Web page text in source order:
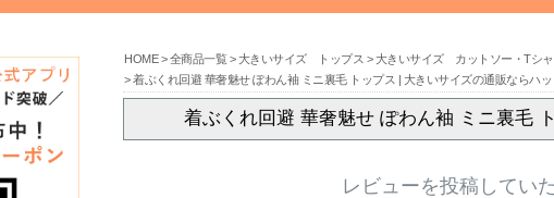
HOME 全商品一覧 大きいサイズ トップス 大きいサイズ カットソー・Tシ
着ぶくれ回避 華奢魅せ ぽわん袖 ミニ裏毛 トップス | 大きいサイズの通販ならハ
着ぶくれ回避 華奢魅せ ぽわん袖 ミニ裏毛
レビューを投稿してい